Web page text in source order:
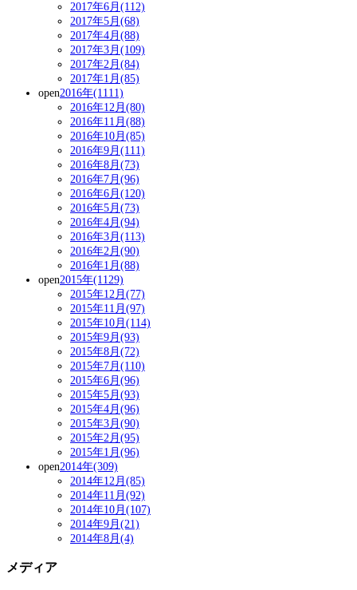
2017年6月(112)
2017年5月(68)
2017年4月(88)
2017年3月(109)
2017年2月(84)
2017年1月(85)
open2016年(1111)
2016年12月(80)
2016年11月(88)
2016年10月(85)
2016年9月(111)
2016年8月(73)
2016年7月(96)
2016年6月(120)
2016年5月(73)
2016年4月(94)
2016年3月(113)
2016年2月(90)
2016年1月(88)
open2015年(1129)
2015年12月(77)
2015年11月(97)
2015年10月(114)
2015年9月(93)
2015年8月(72)
2015年7月(110)
2015年6月(96)
2015年5月(93)
2015年4月(96)
2015年3月(90)
2015年2月(95)
2015年1月(96)
open2014年(309)
2014年12月(85)
2014年11月(92)
2014年10月(107)
2014年9月(21)
2014年8月(4)
メディア